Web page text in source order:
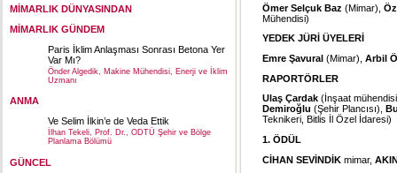
MİMARLIK DÜNYASINDAN
MİMARLIK GÜNDEM
Paris İklim Anlaşması Sonrası Betona Yer
Var Mı?
Önder Algedik, Makine Mühendisi, Enerji ve İklim
Uzmanı
ANMA
Ve Selim İlkin’e de Veda Ettik
İlhan Tekeli, Prof. Dr., ODTÜ Şehir ve Bölge
Planlama Bölümü
GÜNCEL
Ömer Selçuk Baz (Mimar),
Mühendisi)
YEDEK JÜRİ ÜYELERİ
Emre Şavural (Mimar), Arbil
RAPORTÖRLER
Ulaş Çardak (İnşaat
Demiroğlu (Şehir Plancısı),
Teknikeri, Bitlis İl Özel İdaresi)
1. ÖDÜL
CİHAN SEVİNDİK mimar,